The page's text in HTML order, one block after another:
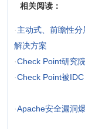
相关阅读：
·主动式、前瞻性
解决方案
·Check Point研究
·Check Point被
·Apache安全漏洞